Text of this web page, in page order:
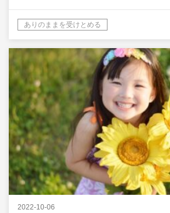
ありのままを受けとめる
2022-10-06